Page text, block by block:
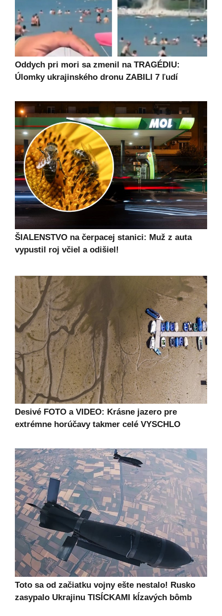
Oddych pri mori sa zmenil na TRAGÉDIU:
Úlomky ukrajinského dronu ZABILI 7 ľudí
ŠIALENSTVO na čerpacej stanici: Muž z auta
vypustil roj včiel a odišiel!
Desivé FOTO a VIDEO: Krásne jazero pre
extrémne horúčavy takmer celé VYSCHLO
Toto sa od začiatku vojny ešte nestalo! Rusko
zasypalo Ukrajinu TISÍCKAMI kĺzavých bômb